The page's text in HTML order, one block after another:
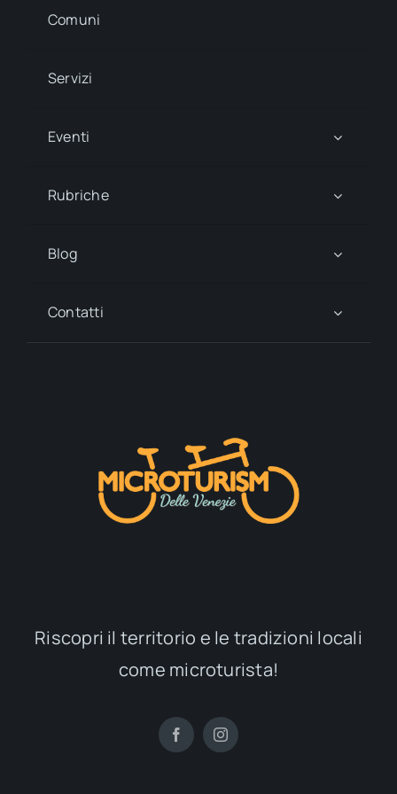
Comuni
Servizi
Eventi
Rubriche
Blog
Contatti
Riscopri il territorio e le tradizioni locali
come microturista!